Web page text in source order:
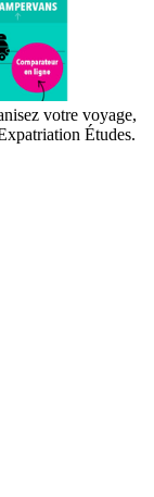
votre voyage,
Études.